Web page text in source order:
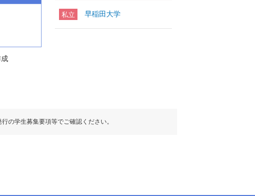
私立 早稲田大学
の学生募集要項等でご確認ください。